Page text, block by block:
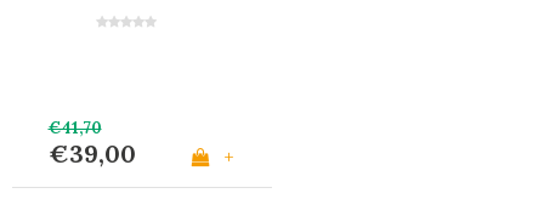
€41,70
€39,00 +